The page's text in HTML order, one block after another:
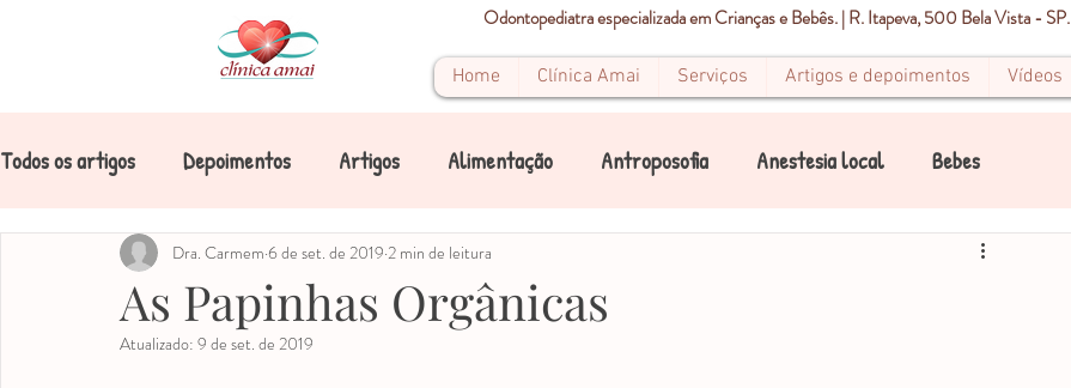
Odontopediatra especializada em Crianças e Bebês. | R. Itapeva, 500 Bela Vista - SP.
Home Clínica Amai Serviços Artigos e depoimentos Vídeos
Todos os artigos Depoimentos Artigos Alimentação Antroposofia Anestesia local Bebes
Cárie Cárie de mamadeira Crianças
Dentes de leite
As Papinhas Orgânicas
Dra. Carmem 6 de set. de 2019 2 min de leitura
Atualizado: 9 de set. de 2019